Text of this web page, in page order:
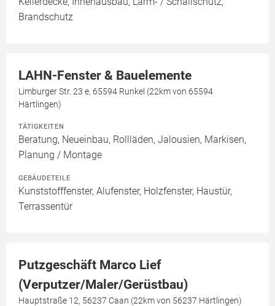
Brandschutz
LAHN-Fenster & Bauelemente
Limburger Str. 23 e, 65594 Runkel (22km von 65594
Härtlingen)
TÄTIGKEITEN
Beratung, Neueinbau, Rollläden, Jalousien, Markisen,
Planung / Montage
GEBÄUDETEILE
Kunststofffenster, Alufenster, Holzfenster, Haustür,
Terrassentür
Putzgeschäft Marco Lief
(Verputzer/Maler/Gerüstbau)
Hauptstraße 12, 56237 Caan (22km von 56237 Härtlingen)